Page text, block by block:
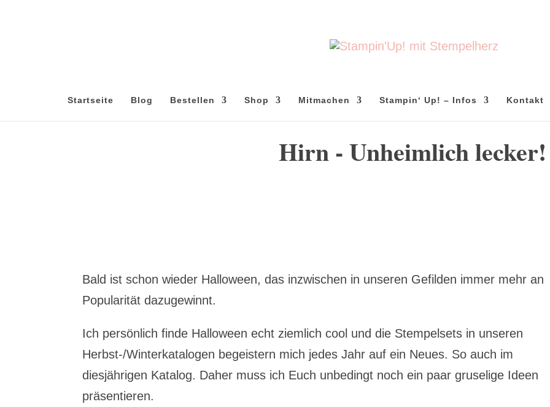
Startseite Blog Bestellen Shop Mitmachen Stampin‘ Up! – Infos Kontakt
Hirn - Unheimlich lecker!
Bald ist schon wieder Halloween, das inzwischen in unseren Gefilden immer mehr an
Popularität dazugewinnt.
Ich persönlich finde Halloween echt ziemlich cool und die Stempelsets in unseren
Herbst-/Winterkatalogen begeistern mich jedes Jahr auf ein Neues. So auch im
diesjährigen Katalog. Daher muss ich Euch unbedingt noch ein paar gruselige Ideen
präsentieren.